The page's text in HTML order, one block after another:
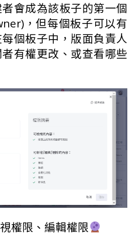
會成為該板子的第一個
，但每個板子可以有
個板子中，版面負責人
有權更改、或查看哪些
權限、編輯權限